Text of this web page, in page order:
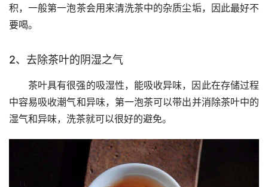
积，一般第一泡茶会用来清洗茶中的杂质尘垢，因此最好不
要喝。
2、去除茶叶的阴湿之气
茶叶具有很强的吸湿性，能吸收异味，因此在存储过程
中容易吸收潮气和异味，第一泡茶可以带出并消除茶叶中的
湿气和异味，洗茶就可以很好的避免。